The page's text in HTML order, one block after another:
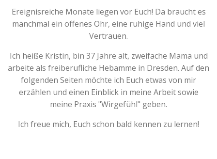
Ereignisreiche Monate liegen vor Euch! Da braucht es
manchmal ein offenes Ohr, eine ruhige Hand und viel
Vertrauen.
Ich heiße Kristin, bin 37 Jahre alt, zweifache Mama und
arbeite als freiberufliche Hebamme in Dresden. Auf den
folgenden Seiten möchte ich Euch etwas von mir
erzählen und einen Einblick in meine Arbeit sowie
meine Praxis "Wirgefühl" geben.
Ich freue mich, Euch schon bald kennen zu lernen!